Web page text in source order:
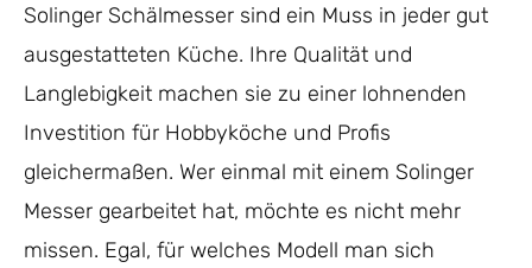
Solinger Schälmesser sind ein Muss in jeder gut
ausgestatteten Küche. Ihre Qualität und
Langlebigkeit machen sie zu einer lohnenden
Investition für Hobbyköche und Profis
gleichermaßen. Wer einmal mit einem Solinger
Messer gearbeitet hat, möchte es nicht mehr
missen. Egal, für welches Modell man sich